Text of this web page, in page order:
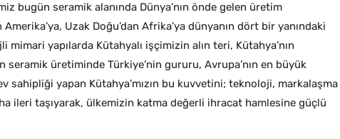
bugün seramik alanında Dünya’nın önde gelen üretim
Uzak Doğu’dan Afrika’ya dünyanın dört bir yanındaki
yapılarda Kütahyalı işçimizin alın teri, Kütahya’nın
seramik üretiminde Türkiye’nin gururu, Avrupa’nın en büyük
sahipliği yapan Kütahya’mızın bu kuvvetini; teknoloji, markalaşma
ileri taşıyarak, ülkemizin katma değerli ihracat hamlesine güçlü